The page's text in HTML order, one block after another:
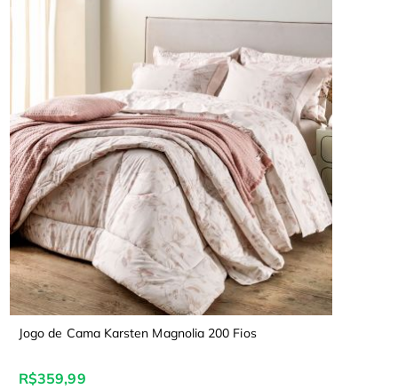
Jogo de Cama Karsten Magnolia 200 Fios
R$359,99